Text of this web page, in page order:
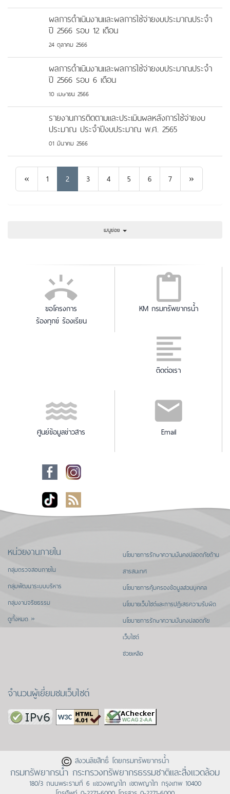
ผลการดำเนินงานและผลการใช้จ่ายงบประมาณประจำ
ปี 2566 รอบ 12 เดือน
24 ตุลาคม 2566
ผลการดำเนินงานและผลการใช้จ่ายงบประมาณประจำ
ปี 2566 รอบ 6 เดือน
10 เมษายน 2566
รายงานการติดตามและประเมินผลหลังการใช้จ่ายงบ
ประมาณ ประจำปีงบประมาณ พ.ศ. 2565
01 มีนาคม 2566
« Previous1 2 3 4 5 6 7 »
เมนูย่อย
ขอโครงการ
ร้องทุกข์ ร้องเรียน
KM กรมทรัพยากรน้ำ
ติดต่อเรา
ศูนย์ข้อมูลข่าวสาร Email
หน่วยงานภายใน
กลุ่มตรวจสอบภายใน
กลุ่มพัฒนาระบบบริหาร
กลุ่มงานจริยธรรม
ดูทั้งหมด »
นโยบายการรักษาความมั่นคงปลอดภัยด้าน
สารสนเทศ
นโยบายการคุ้มครองข้อมูลส่วนบุคคล
นโยบายเว็บไซต์และการปฏิเสธความรับผิด
นโยบายการรักษาความมั่นคงปลอดภัย
เว็บไซต์
ช่วยเหลือ
จำนวนผู้เยี่ยมชมเว็บไซต์
สงวนลิขสิทธิ์ โดยกรมทรัพยากรน้ำ
กรมทรัพยากรน้ำ กระทรวงทรัพยากรธรรมชาติและสิ่งแวดล้อม
180/3 ถนนพระรามที่ 6 แขวงพญาไท เขตพญาไท กรุงเทพ 10400